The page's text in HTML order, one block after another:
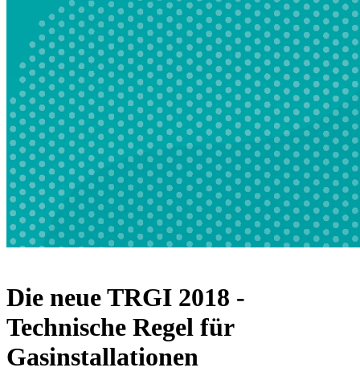
Die neue TRGI 2018 -
Technische Regel für
Gasinstallationen